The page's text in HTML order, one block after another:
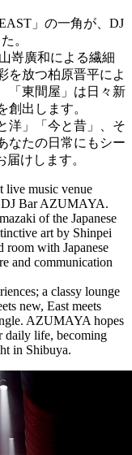
」の一角が、DJ
。
嵜廣和による繊細
を放つ柏原晋平によ
「東間屋」は日々新
創出します。
洋」「今と昔」、そ
なたの日常にもシー
けします。
live music venue
DJ Bar AZUMAYA.
of the Japanese
art by Shinpei
room with Japanese
and communication
a classy lounge
new, East meets
AZUMAYA hopes
daily life, becoming
in Shibuya.